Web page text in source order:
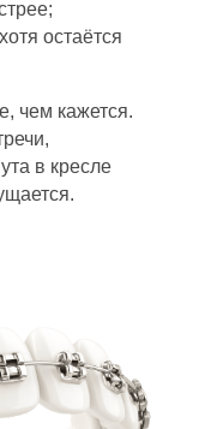
остаётся
чем кажется.
в кресле